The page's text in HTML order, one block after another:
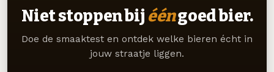
Niet stoppen bij ééngoed bier.
Doe de smaaktest en ontdek welke bieren écht in
jouw straatje liggen.